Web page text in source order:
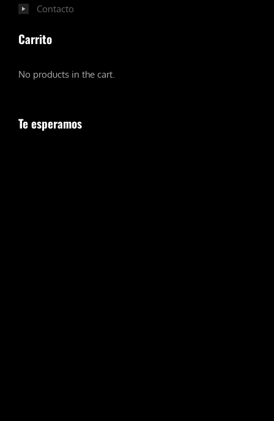
Contacto
Carrito
No products in the cart.
Te esperamos